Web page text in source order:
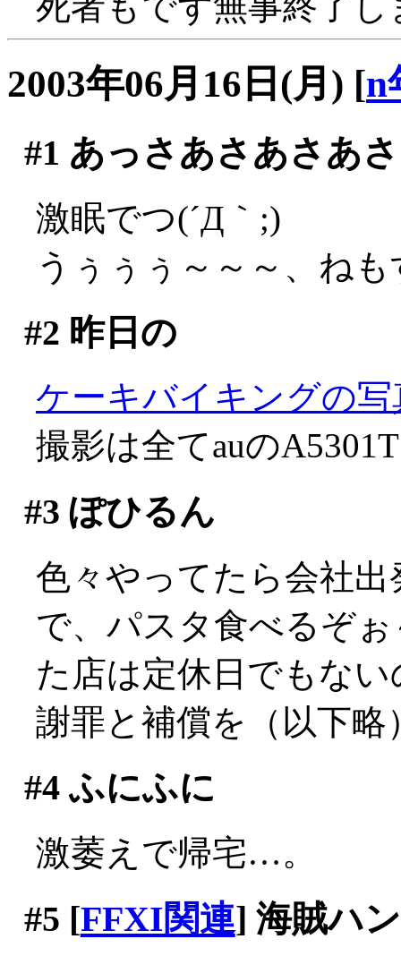
2003年06月16日(月) [n
#1 あっさあさあさあ
激眠でつ(´Д｀;)
うぅぅぅ～～～、ね
#2 昨日の
ケーキバイキングの写
撮影は全てauの
#3 ぽひるん
色々やってたら会社
で、パスタ食べるぞ
た店は定休日でもな
謝罪と補償を（以下略
#4ふにふに
激萎えで帰宅…。
#5 [FFXI関連] 海賊ハ